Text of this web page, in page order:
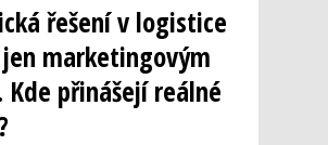
řešení v logistice
marketingovým
Kde přinášejí reálné